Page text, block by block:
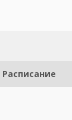
Расписание